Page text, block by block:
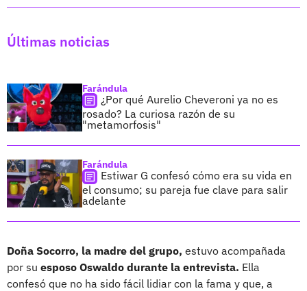
Últimas noticias
Farándula
¿Por qué Aurelio Cheveroni ya no es
rosado? La curiosa razón de su
"metamorfosis"
Farándula
Estiwar G confesó cómo era su vida en
el consumo; su pareja fue clave para salir
adelante
Doña Socorro, la madre del grupo, estuvo acompañada
por su esposo Oswaldo durante la entrevista. Ella
confesó que no ha sido fácil lidiar con la fama y que, a